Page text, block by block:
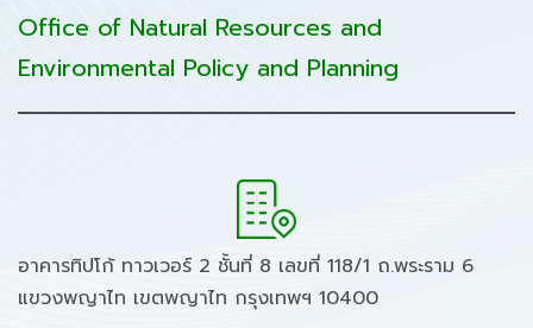
Office of Natural Resources and
Environmental Policy and Planning
อาคารทิปโก้ ทาวเวอร์ 2 ชั้นที่ 8 เลขที่ 118/1 ถ.พระราม 6
แขวงพญาไท เขตพญาไท กรุงเทพฯ 10400